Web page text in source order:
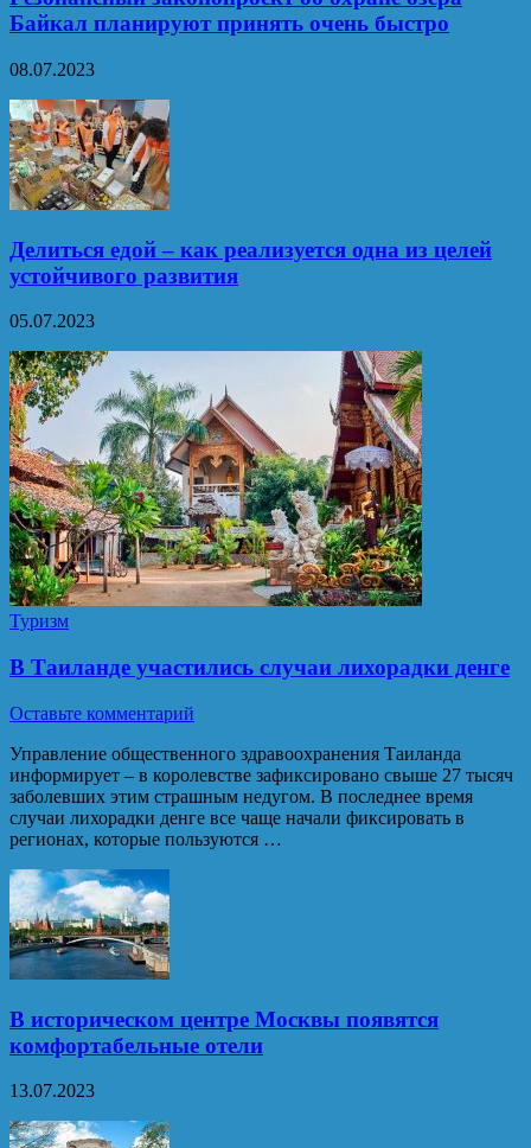
Байкал планируют принять очень быстро
08.07.2023
Делиться едой – как реализуется одна из целей
устойчивого развития
05.07.2023
Туризм
В Таиланде участились случаи лихорадки денге
Оставьте комментарий
Управление общественного здравоохранения Таиланда
информирует – в королевстве зафиксировано свыше 27 тысяч
заболевших этим страшным недугом. В последнее время
случаи лихорадки денге все чаще начали фиксировать в
регионах, которые пользуются …
В историческом центре Москвы появятся
комфортабельные отели
13.07.2023